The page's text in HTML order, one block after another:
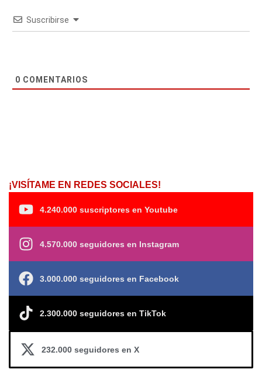
Suscribirse
0 COMENTARIOS
¡VISÍTAME EN REDES SOCIALES!
4.240.000 suscriptores en Youtube
4.570.000 seguidores en Instagram
3.000.000 seguidores en Facebook
2.300.000 seguidores en TikTok
232.000 seguidores en X